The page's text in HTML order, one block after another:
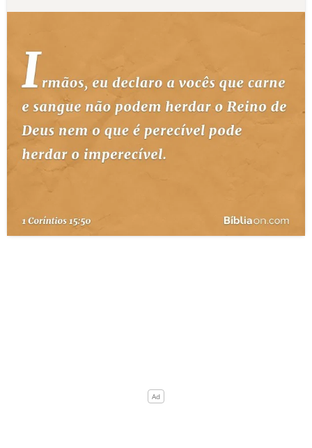
DEVOCIONAL DIÁRIO
10 MANDAMENTOS
ESTUDOS BÍBLICOS
ESBOÇOS DE PREGAÇÃO
TEMAS
TERMO BÍBLICO